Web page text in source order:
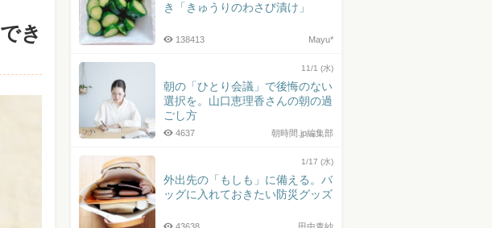
き
き「きゅうりのわさび漬け」
Mayu*
138413
11/1 (水)
朝の「ひとり会議」で後悔のない
選択を。山口恵理香さんの朝の過
ごし方
朝時間.jp編集部
4637
1/17 (水)
外出先の「もしも」に備える。バ
ッグに入れておきたい防災グッズ